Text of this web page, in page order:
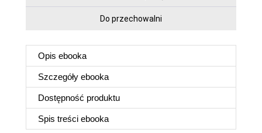
Do przechowalni
Opis ebooka
Szczegóły ebooka
Dostępność produktu
Spis treści ebooka